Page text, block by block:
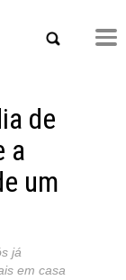
de
a
um
já
em casa